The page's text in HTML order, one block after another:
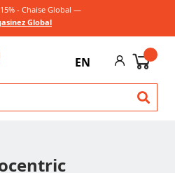
- Chaise Global —
Global
EN